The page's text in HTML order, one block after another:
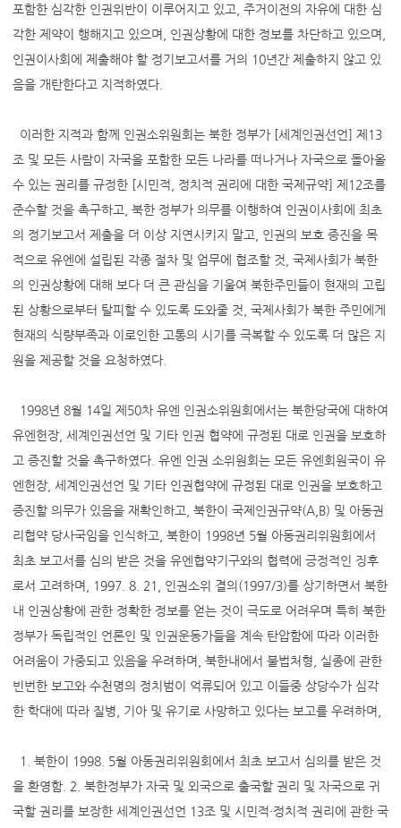
포함한 심각한 인권위반이 이루어지고 있고, 주거이전의 자유에 대한 심
각한 제약이 행해지고 있으며, 인권상황에 대한 정보를 차단하고 있으며,
인권이사회에 제출해야 할 정기보고서를 거의 10년간 제출하지 않고 있
음을 개탄한다고 지적하였다.
이러한 지적과 함께 인권소위원회는 북한 정부가 [세계인권선언] 제13
조 및 모든 사람이 자국을 포함한 모든 나라를 떠나거나 자국으로 돌아올
수 있는 권리를 규정한 [시민적, 정치적 권리에 대한 국제규약] 제12조를
준수할 것을 촉구하고, 북한 정부가 의무를 이행하여 인권이사회에 최초
의 정기보고서 제출을 더 이상 지연시키지 말고, 인권의 보호 증진을 목
적으로 유엔에 설립된 각종 절차 및 업무에 협조할 것, 국제사회가 북한
의 인권상황에 대해 보다 더 큰 관심을 기울여 북한주민들이 현재의 고립
된 상황으로부터 탈피할 수 있도록 도와줄 것, 국제사회가 북한 주민에게
현재의 식량부족과 이로인한 고통의 시기를 극복할 수 있도록 더 많은 지
원을 제공할 것을 요청하였다.
1998년 8월 14일 제50차 유엔 인권소위원회에서는 북한당국에 대하여
유엔헌장, 세계인권선언 및 기타 인권 협약에 규정된 대로 인권을 보호하
고 증진할 것을 촉구하였다. 유엔 인권 소위원회는 모든 유엔회원국이 유
엔헌장, 세계인권선언 및 기타 인권협약에 규정된 대로 인권을 보호하고
증진할 의무가 있음을 재확인하고, 북한이 국제인권규약(A,B) 및 아동권
리협약 당사국임을 인식하고, 북한이 1998년 5월 아동권리위원회에서
최초 보고서를 심의 받은 것을 유엔협약기구와의 협력에 긍정적인 징후
로서 고려하며, 1997. 8. 21, 인권소위 결의(1997/3)를 상기하면서 북한
내 인권상황에 관한 정확한 정보를 얻는 것이 극도로 어려우며 특히 북한
정부가 독립적인 언론인 및 인권운동가들을 계속 탄압함에 따라 이러한
어려움이 가중되고 있음을 우려하며, 북한내에서 불법처형, 실종에 관한
빈번한 보고와 수천명의 정치범이 억류되어 있고 이들중 상당수가 심각
한 학대에 따라 질병, 기아 및 유기로 사망하고 있다는 보고를 우려하며,
1. 북한이 1998. 5월 아동권리위원회에서 최초 보고서 심의를 받은 것
을 환영함. 2. 북한정부가 자국 및 외국으로 출국할 권리 및 자국으로 귀
국할 권리를 보장한 세계인권선언 13조 및 시민적·정치적 권리에 관한 국